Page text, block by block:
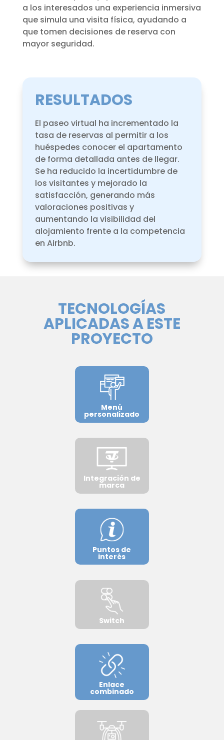
a los interesados una experiencia inmersiva
que simula una visita física, ayudando a
que tomen decisiones de reserva con
mayor seguridad.
RESULTADOS
El paseo virtual ha incrementado la
tasa de reservas al permitir a los
huéspedes conocer el apartamento
de forma detallada antes de llegar.
Se ha reducido la incertidumbre de
los visitantes y mejorado la
satisfacción, generando más
valoraciones positivas y
aumentando la visibilidad del
alojamiento frente a la competencia
en Airbnb.
TECNOLOGÍAS
APLICADAS A ESTE
PROYECTO
Menú
personalizado
Integración de
marca
Puntos de
interés
Switch
Enlace
combinado